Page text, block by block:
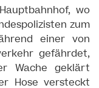
wo
zum
einer von
gefährdet,
Wache geklärt
Hose versteckt